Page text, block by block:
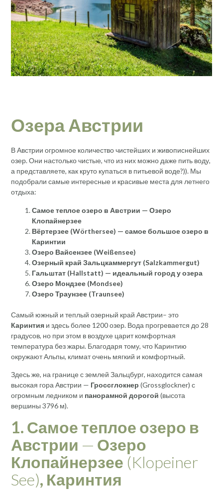
Озера Австрии
В Австрии огромное количество чистейших и живописнейших
озер. Они настолько чистые, что из них можно даже пить воду,
а представляете, как круто купаться в питьевой воде?)). Мы
подобрали самые интересные и красивые места для летнего
отдыха:
Самое теплое озеро в Австрии — Озеро
Клопайнерзее
Вёртерзее (Wörthersee) — самое большое озеро в
Каринтии
Озеро Вайсензее (Weißensee)
Озерный край Зальцкаммергут (Salzkammergut)
Гальштат (Hallstatt) — идеальный город у озера
Озеро Мондзее (Mondsee)
Озеро Траунзее (Traunsee)
Самый южный и теплый озерный край Австрии– это
Каринтия и здесь более 1200 озер. Вода прогревается до 28
градусов, но при этом в воздухе царит комфортная
температура без жары. Благодаря тому, что Каринтию
окружают Альпы, климат очень мягкий и комфортный.
Здесь же, на границе с землей Зальцбург, находится самая
высокая гора Австрии — Гроссглокнер (Grossglockner) с
огромным ледником и панорамной дорогой (высота
вершины 3796 м).
1. Самое теплое озеро в
Австрии — Озеро
Клопайнерзее (Klopeiner
See), Каринтия